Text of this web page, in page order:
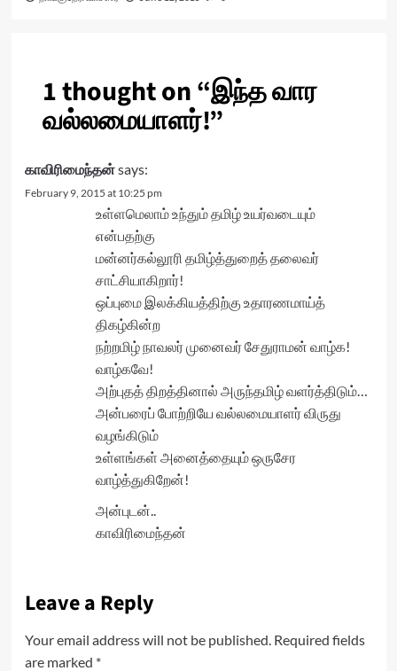
1 thought on “இந்த வார
வல்லமையாளர்!”
காவிரிமைந்தன்says:
February 9, 2015 at 10:25 pm
உள்ளமெலாம் உந்தும் தமிழ் உயர்வடையும்
என்பதற்கு
மன்னர்கல்லூரி தமிழ்த்துறைத் தலைவர்
சாட்சியாகிறார்!
ஒப்புமை இலக்கியத்திற்கு உதாரணமாய்த்
திகழ்கின்ற
நற்றமிழ் நாவலர் முனைவர் சேதுராமன் வாழ்க!
வாழ்கவே!
அற்புதத் திறத்தினால் அருந்தமிழ் வளர்த்திடும்…
அன்பரைப் போற்றியே வல்லமையாளர் விருது
வழங்கிடும்
உள்ளங்கள் அனைத்தையும் ஒருசேர
வாழ்த்துகிறேன்!
அன்புடன்..
காவிரிமைந்தன்
Leave a Reply
Your email address will not be published. Required fields
are marked *